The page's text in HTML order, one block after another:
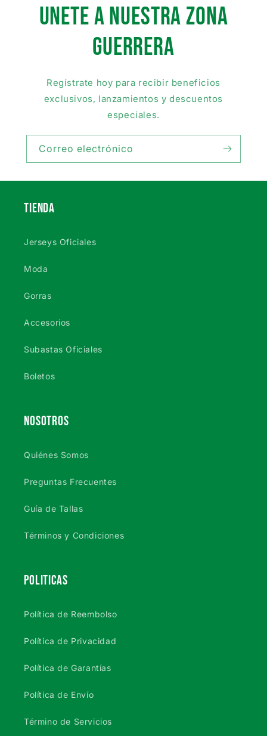
UNETE A NUESTRA ZONA
GUERRera
Regístrate hoy para recibir beneficios
exclusivos, lanzamientos y descuentos
especiales.
Correo electrónico
TIENDA
Jerseys Oficiales
Moda
Gorras
Accesorios
Subastas Oficiales
Boletos
NOSOTROS
Quiénes Somos
Preguntas Frecuentes
Guía de Tallas
Términos y Condiciones
POLITICAS
Política de Reembolso
Política de Privacidad
Política de Garantías
Política de Envío
Término de Servicios